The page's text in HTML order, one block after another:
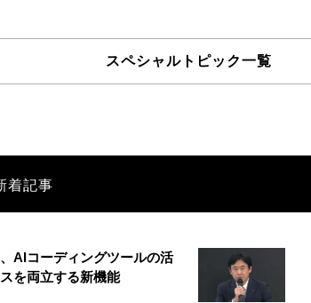
スペシャルトピック一覧
着記事
AIコーディングツールの活
を両立する新機能